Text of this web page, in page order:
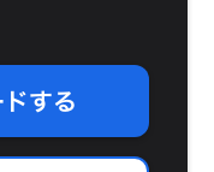
する